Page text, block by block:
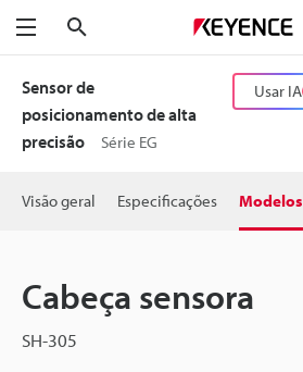
Menu
Sensor de
posicionamento de alta
precisão
Série EG
Usar IA
Visão geral Especificações Modelos
Cabeça sensora
SH-305